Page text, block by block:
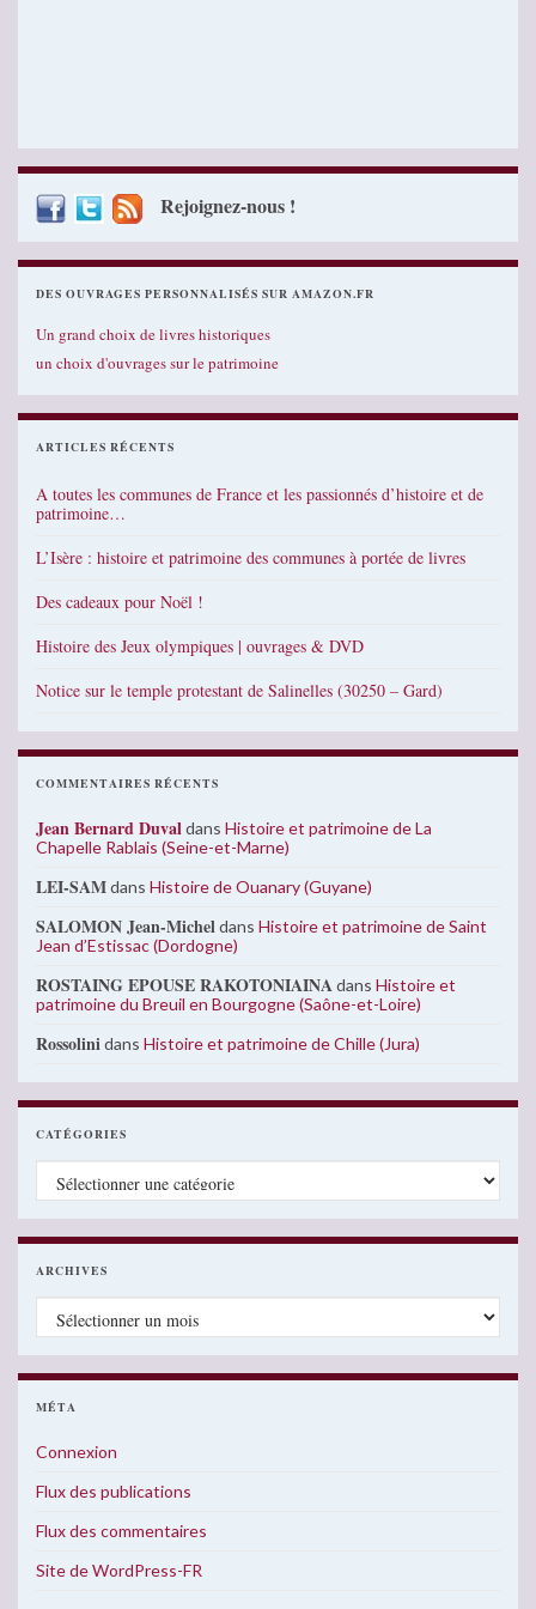
Rejoignez-nous !
DES OUVRAGES PERSONNALISÉS SUR AMAZON.FR
Un grand choix de livres historiques
un choix d'ouvrages sur le patrimoine
ARTICLES RÉCENTS
A toutes les communes de France et les passionnés d’histoire et de
patrimoine…
L’Isère : histoire et patrimoine des communes à portée de livres
Des cadeaux pour Noël !
Histoire des Jeux olympiques | ouvrages & DVD
Notice sur le temple protestant de Salinelles (30250 – Gard)
COMMENTAIRES RÉCENTS
Jean Bernard Duvaldans Histoire et patrimoine de La
Chapelle Rablais (Seine-et-Marne)
LEI-SAMdans Histoire de Ouanary (Guyane)
SALOMON Jean-Micheldans Histoire et patrimoine de Saint
Jean d’Estissac (Dordogne)
ROSTAING EPOUSE RAKOTONIAINAdans Histoire et
patrimoine du Breuil en Bourgogne (Saône-et-Loire)
Rossolinidans Histoire et patrimoine de Chille (Jura)
CATÉGORIES
Catégories
ARCHIVES
Archives
MÉTA
Connexion
Flux des publications
Flux des commentaires
Site de WordPress-FR